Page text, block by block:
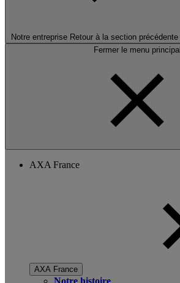
Notre entreprise Retour à la section précédente
Fermer le menu principal
AXA France
AXA France
Notre histoire